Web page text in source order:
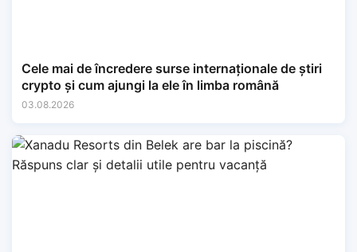
Cele mai de încredere surse internaționale de știri
crypto și cum ajungi la ele în limba română
03.08.2026